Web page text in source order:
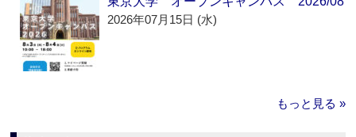
2026年07月15日 (水)
もっと見る »